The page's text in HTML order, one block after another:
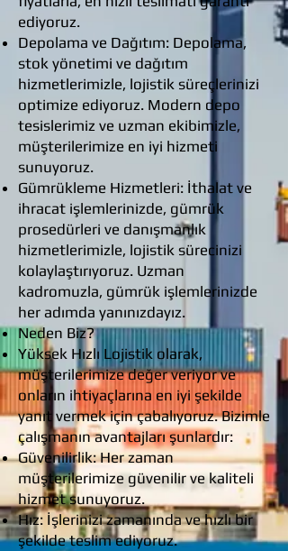
ediyoruz.
Depolama ve Dağıtım: Depolama,
stok yönetimi ve dağıtım
hizmetlerimizle, lojistik süreçlerinizi
optimize ediyoruz. Modern depo
tesislerimiz ve uzman ekibimizle,
müşterilerimize en iyi hizmeti
sunuyoruz.
Gümrükleme Hizmetleri: İthalat ve
ihracat işlemlerinizde, gümrük
prosedürleri ve danışmanlık
hizmetlerimizle, lojistik sürecinizi
kolaylaştırıyoruz. Uzman
kadromuzla, gümrük işlemlerinizde
her adımda yanınızdayız.
Neden Biz?
Yüksek Hızlı Lojistik olarak,
müşterilerimize değer veriyor ve
onların ihtiyaçlarına en iyi şekilde
yanıt vermek için çabalıyoruz. Bizimle
çalışmanın avantajları şunlardır:
Güvenilirlik: Her zaman
müşterilerimize güvenilir ve kaliteli
hizmet sunuyoruz.
Hız: İşlerinizi zamanında ve hızlı bir
şekilde teslim ediyoruz.